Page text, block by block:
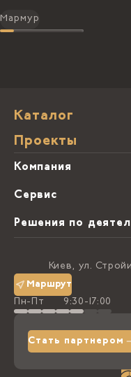
Мармур
Каталог
Проекты
Компания
О нас
Блог
Политика
Доставка та оплата
Сервис
Виды обработки
Решения по
Киев, ул.
Маршрут
Пн-Пт
9:30-17:00
Стать партнером